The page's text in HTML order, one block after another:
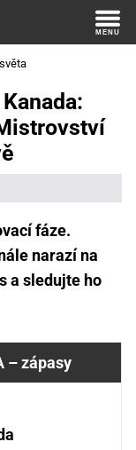
fáze.
narazí na
a sledujte ho
– zápasy